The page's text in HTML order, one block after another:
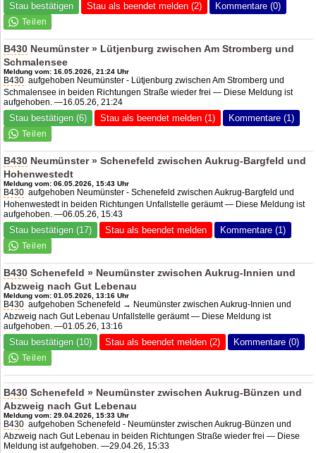
Stau bestätigen Stau als beendet melden (2) Kommentare (0)
B430 Neumünster » Lütjenburg zwischen Am Stromberg und
Schmalensee
Meldung vom: 16.05.2026, 21:24 Uhr
B430 aufgehoben Neumünster - Lütjenburg zwischen Am Stromberg und
Schmalensee in beiden Richtungen Straße wieder frei — Diese Meldung ist
aufgehoben. —16.05.26, 21:24
Stau bestätigen (6) Stau als beendet melden (1) Kommentare (1)
B430 Neumünster » Schenefeld zwischen Aukrug-Bargfeld und
Hohenwestedt
Meldung vom: 06.05.2026, 15:43 Uhr
B430 aufgehoben Neumünster - Schenefeld zwischen Aukrug-Bargfeld und
Hohenwestedt in beiden Richtungen Unfallstelle geräumt — Diese Meldung ist
aufgehoben. —06.05.26, 15:43
Stau bestätigen (17) Stau als beendet melden Kommentare (1)
B430 Schenefeld » Neumünster zwischen Aukrug-Innien und
Abzweig nach Gut Lebenau
Meldung vom: 01.05.2026, 13:16 Uhr
B430 aufgehoben Schenefeld → Neumünster zwischen Aukrug-Innien und
Abzweig nach Gut Lebenau Unfallstelle geräumt — Diese Meldung ist
aufgehoben. —01.05.26, 13:16
Stau bestätigen (10) Stau als beendet melden (2) Kommentare (0)
B430 Schenefeld » Neumünster zwischen Aukrug-Bünzen und
Abzweig nach Gut Lebenau
Meldung vom: 29.04.2026, 15:33 Uhr
B430 aufgehoben Schenefeld - Neumünster zwischen Aukrug-Bünzen und
Abzweig nach Gut Lebenau in beiden Richtungen Straße wieder frei — Diese
Meldung ist aufgehoben. —29.04.26, 15:33